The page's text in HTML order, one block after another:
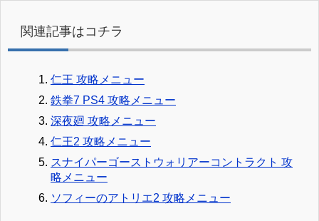
関連記事はコチラ
仁王 攻略メニュー
鉄拳7 PS4 攻略メニュー
深夜廻 攻略メニュー
仁王2 攻略メニュー
スナイパーゴーストウォリアーコントラクト 攻
略メニュー
ソフィーのアトリエ2 攻略メニュー